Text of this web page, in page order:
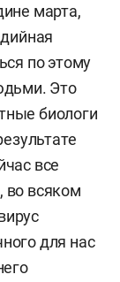
марта,
по этому
Это
биологи
все
всяком
для нас